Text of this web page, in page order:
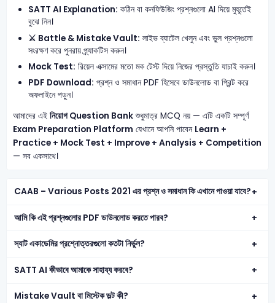
SATT AI Explanation: কঠিন বা কনফিউজিং প্রশ্নগুলো AI দিয়ে মুহূর্তেই
বুঝে নিন।
⚔️ Battle & Mistake Vault: লাইভ ব্যাটেল খেলুন এবং ভুল প্রশ্নগুলো
সংরক্ষণ করে পুনরায় প্র্যাকটিস করুন।
Mock Test: রিয়েল এক্সামের মতো মক টেস্ট দিয়ে নিজের প্রস্তুতি যাচাই করুন।
PDF Download: প্রশ্ন ও সমাধান PDF হিসেবে ডাউনলোড বা প্রিন্ট করে
অফলাইনে পড়ুন।
আমাদের এই নিয়োগ Question Bankশুধুমাত্র MCQ নয় — এটি একটি সম্পূর্ণ
Exam Preparation Platform যেখানে আপনি পাবেন Learn +
Practice + Mock Test + Improve + Analysis + Competition
— সব একসাথে।
CAAB – Various Posts 2021 এর প্রশ্ন ও সমাধান কি এখানে পাওয়া যাবে?
আমি কি এই প্রশ্নগুলোর PDF ডাউনলোড করতে পারব?
স্যাট একাডেমির প্রশ্নোত্তরগুলো কতটা নির্ভুল?
SATT AI কীভাবে আমাকে সাহায্য করবে?
Mistake Vault বা মিস্টেক ভল্ট কী?